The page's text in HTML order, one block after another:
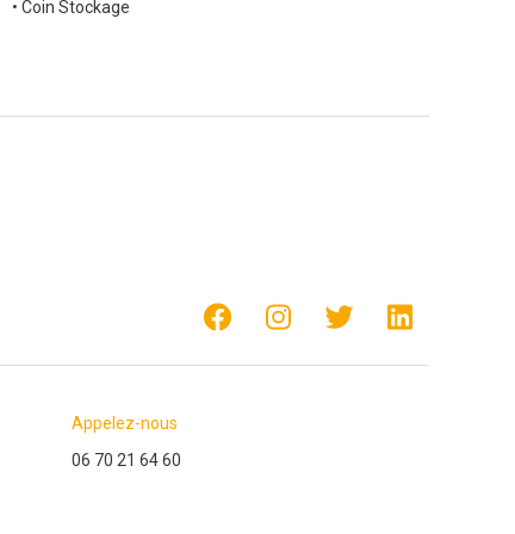
• Coin Stockage
Appelez-nous
06 70 21 64 60